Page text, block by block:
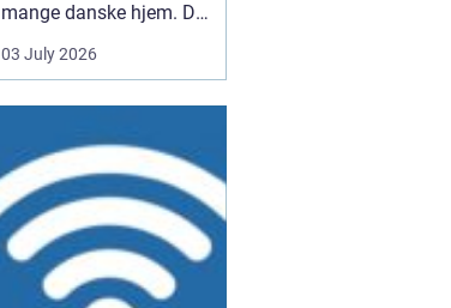
mange danske hjem. De
er nemme at håndtere,
giver en høj varme og
almindeligt brænde.
Samtidig kan de udnytte
resttræ fra træindustrien,
som ellers ville gå til
spil...
03 July 2026